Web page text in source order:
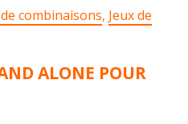
de combinaisons, Jeux de
ALONE POUR